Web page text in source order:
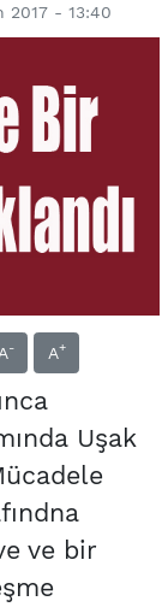
2017 - 13:40
A- A+
Uşak
ve bir